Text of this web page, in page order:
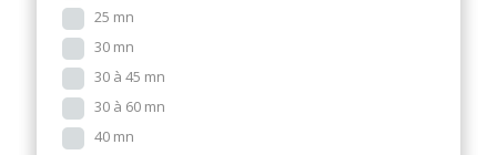
25 mn
30 mn
30 à 45 mn
30 à 60 mn
40 mn